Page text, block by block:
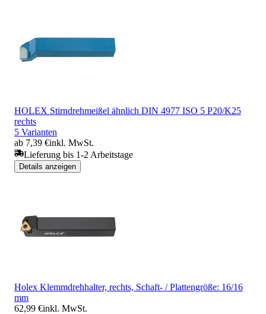
HOLEX Stirndrehmeißel ähnlich DIN 4977 ISO 5 P20/K25
rechts
5 Varianten
ab 7,39 €inkl. MwSt.
Lieferung bis 1-2 Arbeitstage
Details anzeigen
Holex Klemmdrehhalter, rechts, Schaft- / Plattengröße: 16/16
mm
62,99 €inkl. MwSt.